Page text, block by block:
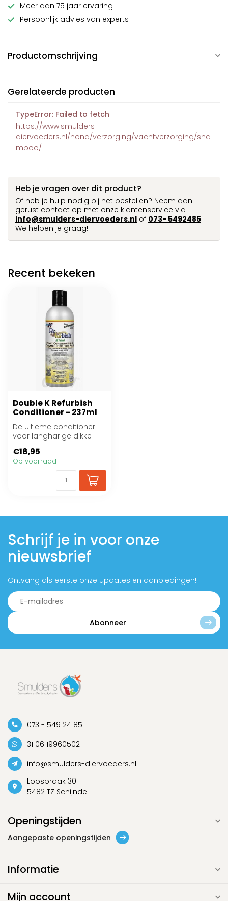
Meer dan 75 jaar ervaring
Persoonlijk advies van experts
Productomschrijving
Gerelateerde producten
TypeError: Failed to fetch
https://www.smulders-
diervoeders.nl/hond/verzorging/vachtverzorging/sha
mpoo/
Heb je vragen over dit product?
Of heb je hulp nodig bij het bestellen? Neem dan
gerust contact op met onze klantenservice via
info@smulders-diervoeders.nl of 073- 5492485.
We helpen je graag!
Recent bekeken
Double K Refurbish
Conditioner - 237ml
De ultieme conditioner
voor langharige dikke
€18,95
Op voorraad
Schrijf je in voor onze
nieuwsbrief
Ontvang als eerste onze updates en aanbiedingen!
Abonneer
073 - 549 24 85
31 06 19960502
info@smulders-diervoeders.nl
Loosbraak 30
5482 TZ Schijndel
Openingstijden
Aangepaste openingstijden
Informatie
Mijn account